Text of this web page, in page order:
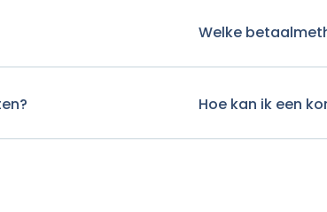
Welke
Hoe kan ik een